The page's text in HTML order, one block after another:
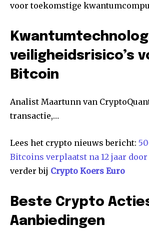
voor toekomstige
veiligheidsrisico’s
Bitcoin
Analist Maartunn van
transactie,…
Lees het crypto nieuws bericht:
Bitcoins verplaatst na 12 jaar
verder bij Crypto Koers Euro
Beste Crypto
Aanbiedingen